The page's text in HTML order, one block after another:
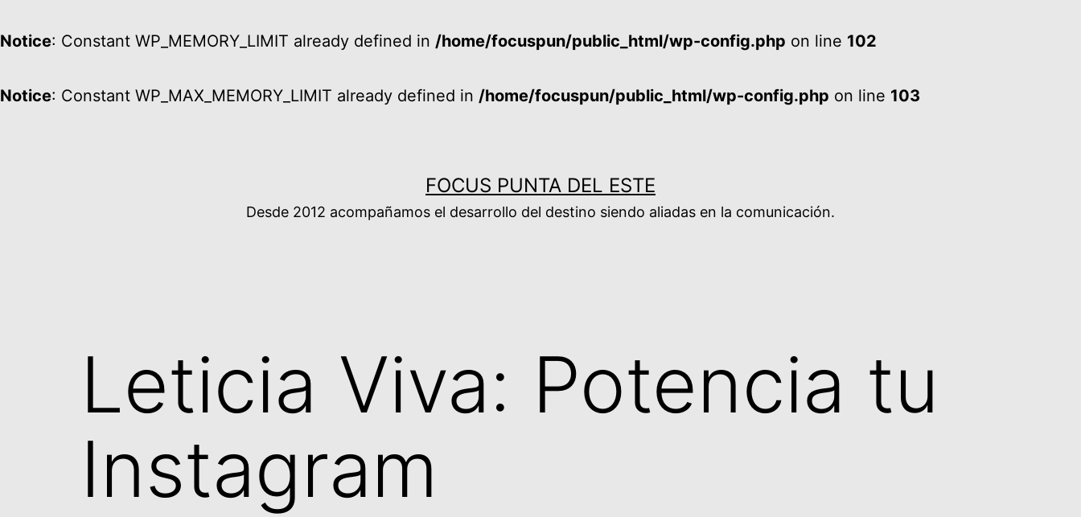
Notice: Constant WP_MEMORY_LIMIT already defined in /home/focuspun/public_html/wp-config.php on line 102
Notice: Constant WP_MAX_MEMORY_LIMIT already defined in /home/focuspun/public_html/wp-config.php on line 103
FOCUS PUNTA DEL ESTE
Desde 2012 acompañamos el desarrollo del destino siendo aliadas en la comunicación.
Leticia Viva: Potencia tu
Instagram